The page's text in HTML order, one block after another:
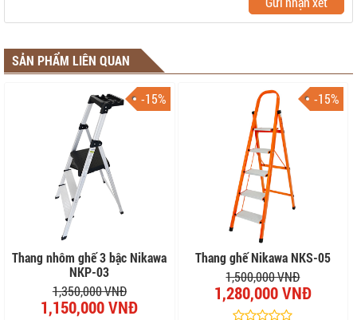
SẢN PHẨM LIÊN QUAN
-15%
Thang nhôm ghế 3 bậc Nikawa
NKP-03
1,350,000 VNĐ
1,150,000 VNĐ
-15%
Thang ghế Nikawa NKS-05
1,500,000 VNĐ
1,280,000 VNĐ